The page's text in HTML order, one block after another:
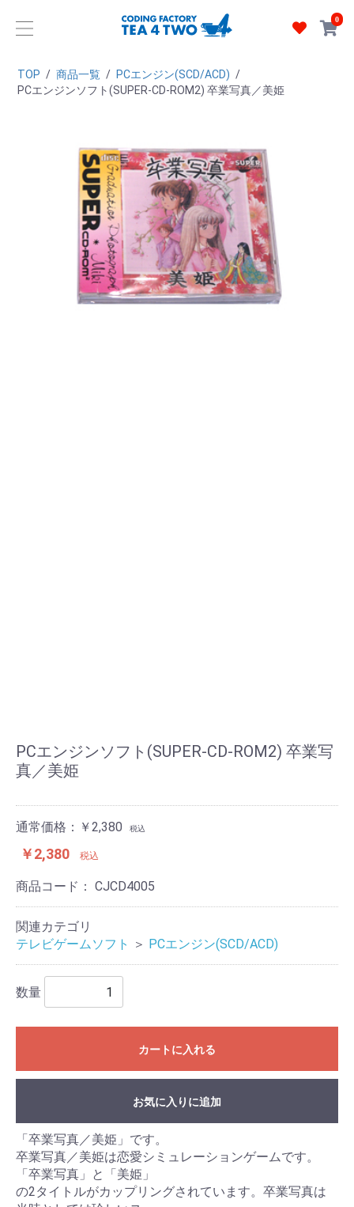
0
TOP / 商品一覧 / PCエンジン(SCD/ACD) /
PCエンジンソフト(SUPER-CD-ROM2) 卒業写真／美姫
PCエンジンソフト(SUPER-CD-ROM2) 卒業写
真／美姫
通常価格：￥2,380 税込
￥2,380 税込
商品コード： CJCD4005
関連カテゴリ
テレビゲームソフト
＞ PCエンジン(SCD/ACD)
数量
カートに入れる
お気に入りに追加
「卒業写真／美姫」です。
卒業写真／美姫は恋愛シミュレーションゲームです。
「卒業写真」と「美姫」
の2タイトルがカップリングされています。卒業写真は